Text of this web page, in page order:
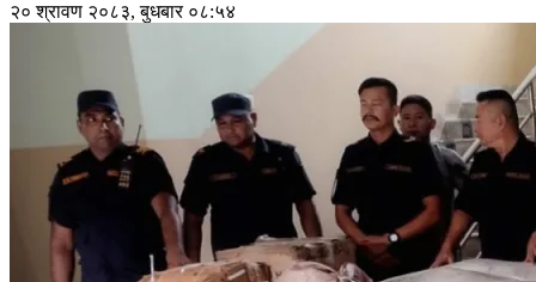
२० श्रावण २०८३, बुधबार ०८:५४